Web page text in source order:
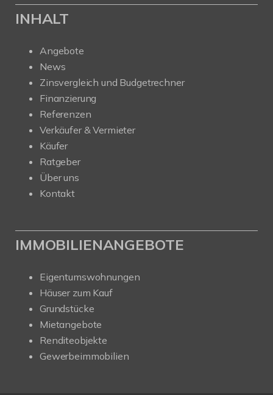
INHALT
Angebote
News
Zinsvergleich und Budgetrechner
Finanzierung
Referenzen
Verkäufer & Vermieter
Käufer
Ratgeber
Über uns
Kontakt
IMMOBILIENANGEBOTE
Eigentumswohnungen
Häuser zum Kauf
Grundstücke
Mietangebote
Renditeobjekte
Gewerbeimmobilien